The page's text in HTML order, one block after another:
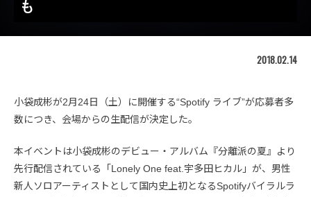
も
2018.02.14
小袋成彬が2月24日（土）に開催する“Spotify ライブ”が応募者多
数につき、会場からの生配信が決定した。
本イベントは小袋成彬のデビュー・アルバム『分離派の夏』より
先行配信されている「Lonely One feat.宇多田ヒカル」が、男性
新人ソロアーティストとして国内史上初となるSpotifyバイラルラ